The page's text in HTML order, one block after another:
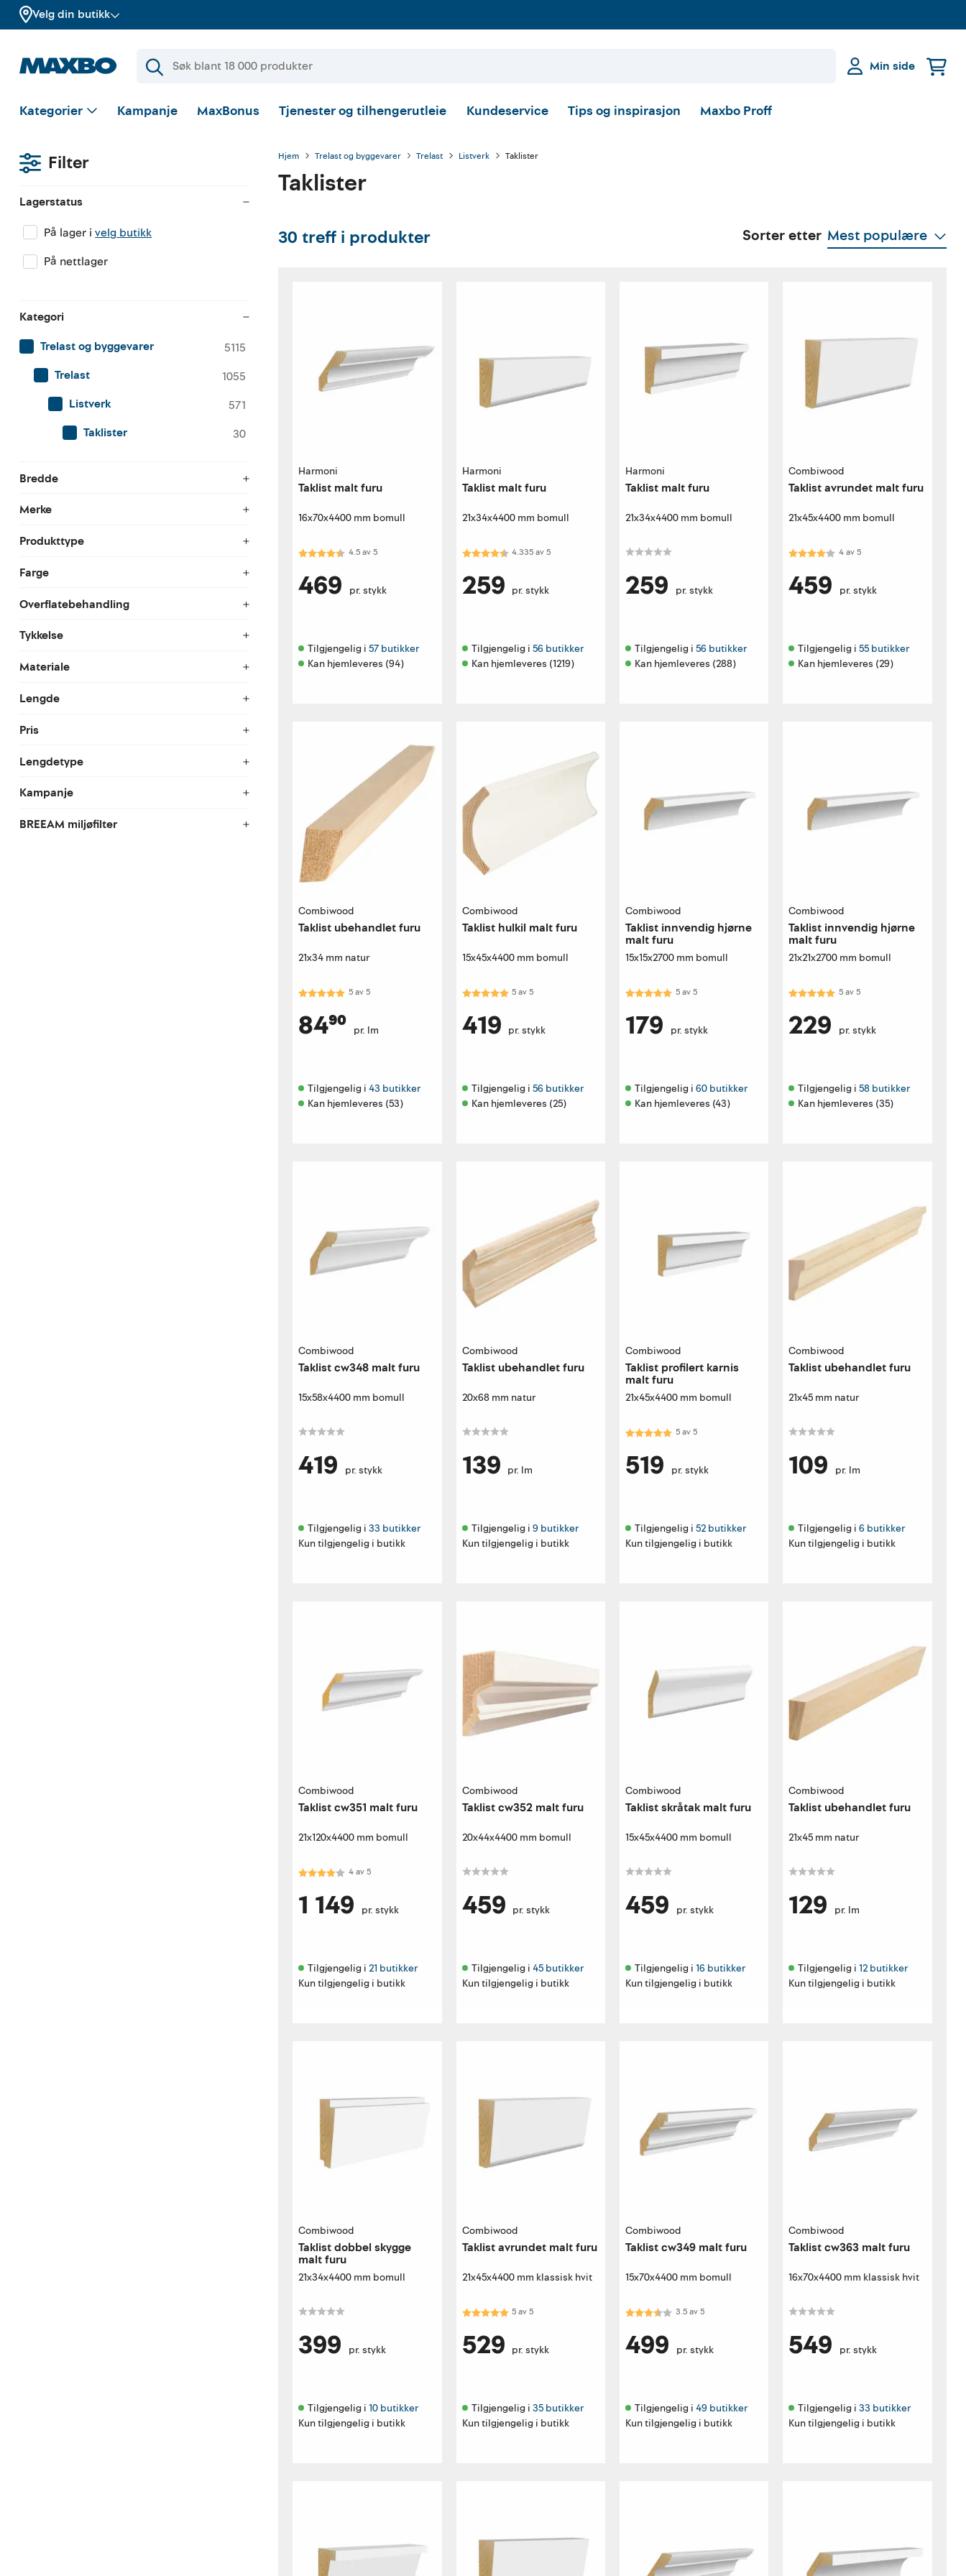
Velg din butikk
Min side
Kategorier Kampanje MaxBonus Tjenester og tilhengerutleie Kundeservice Tips og inspirasjon Maxbo Proff
Filter
Lagerstatus
På lager ivelg butikk
På nettlager
Kategori
Trelast og byggevarer
5115
Trelast
1055
Listverk
571
Taklister
30
Bredde
Merke
Produkttype
Farge
Overflatebehandling
Tykkelse
Materiale
Lengde
Pris
Lengdetype
Kampanje
BREEAM miljøfilter
Hjem Trelast og byggevarer Trelast Listverk Taklister
Taklister
30 treff i produkter Sorter etter Mest populære
Harmoni
Taklist malt furu
16x70x4400 mm bomull
Karakter:4.5 av 5 mulige
4.5av5
469 pr. stykk
Tilgjengelig i 57 butikker
Kan hjemleveres (94)
Harmoni
Taklist malt furu
21x34x4400 mm bomull
Karakter:4.3 av 5 mulige
4.335av5
259 pr. stykk
Tilgjengelig i 56 butikker
Kan hjemleveres (1219)
Harmoni
Taklist malt furu
21x34x4400 mm bomull
259 pr. stykk
Tilgjengelig i 56 butikker
Kan hjemleveres (288)
Combiwood
Taklist avrundet malt furu
21x45x4400 mm bomull
Karakter:4.0 av 5 mulige
4av5
459 pr. stykk
Tilgjengelig i 55 butikker
Kan hjemleveres (29)
Combiwood
Taklist ubehandlet furu
21x34 mm natur
Karakter:5.0 av 5 mulige
5av5
84⁹⁰ pr. lm
Tilgjengelig i 43 butikker
Kan hjemleveres (53)
Combiwood
Taklist hulkil malt furu
15x45x4400 mm bomull
Karakter:5.0 av 5 mulige
5av5
419 pr. stykk
Tilgjengelig i 56 butikker
Kan hjemleveres (25)
Combiwood
Taklist innvendig hjørne
malt furu
15x15x2700 mm bomull
Karakter:5.0 av 5 mulige
5av5
179 pr. stykk
Tilgjengelig i 60 butikker
Kan hjemleveres (43)
Combiwood
Taklist innvendig hjørne
malt furu
21x21x2700 mm bomull
Karakter:5.0 av 5 mulige
5av5
229 pr. stykk
Tilgjengelig i 58 butikker
Kan hjemleveres (35)
Combiwood
Taklist cw348 malt furu
15x58x4400 mm bomull
419 pr. stykk
Tilgjengelig i 33 butikker
Kun tilgjengelig i butikk
Combiwood
Taklist ubehandlet furu
20x68 mm natur
139 pr. lm
Tilgjengelig i 9 butikker
Kun tilgjengelig i butikk
Combiwood
Taklist profilert karnis
malt furu
21x45x4400 mm bomull
Karakter:5.0 av 5 mulige
5av5
519 pr. stykk
Tilgjengelig i 52 butikker
Kun tilgjengelig i butikk
Combiwood
Taklist ubehandlet furu
21x45 mm natur
109 pr. lm
Tilgjengelig i 6 butikker
Kun tilgjengelig i butikk
Combiwood
Taklist cw351 malt furu
21x120x4400 mm bomull
Karakter:4.0 av 5 mulige
4av5
1 149 pr. stykk
Tilgjengelig i 21 butikker
Kun tilgjengelig i butikk
Combiwood
Taklist cw352 malt furu
20x44x4400 mm bomull
459 pr. stykk
Tilgjengelig i 45 butikker
Kun tilgjengelig i butikk
Combiwood
Taklist skråtak malt furu
15x45x4400 mm bomull
459 pr. stykk
Tilgjengelig i 16 butikker
Kun tilgjengelig i butikk
Combiwood
Taklist ubehandlet furu
21x45 mm natur
129 pr. lm
Tilgjengelig i 12 butikker
Kun tilgjengelig i butikk
Combiwood
Taklist dobbel skygge
malt furu
21x34x4400 mm bomull
399 pr. stykk
Tilgjengelig i 10 butikker
Kun tilgjengelig i butikk
Combiwood
Taklist avrundet malt furu
21x45x4400 mm klassisk hvit
Karakter:5.0 av 5 mulige
5av5
529 pr. stykk
Tilgjengelig i 35 butikker
Kun tilgjengelig i butikk
Combiwood
Taklist cw349 malt furu
15x70x4400 mm bomull
Karakter:3.5 av 5 mulige
3.5av5
499 pr. stykk
Tilgjengelig i 49 butikker
Kun tilgjengelig i butikk
Combiwood
Taklist cw363 malt furu
16x70x4400 mm klassisk hvit
549 pr. stykk
Tilgjengelig i 33 butikker
Kun tilgjengelig i butikk